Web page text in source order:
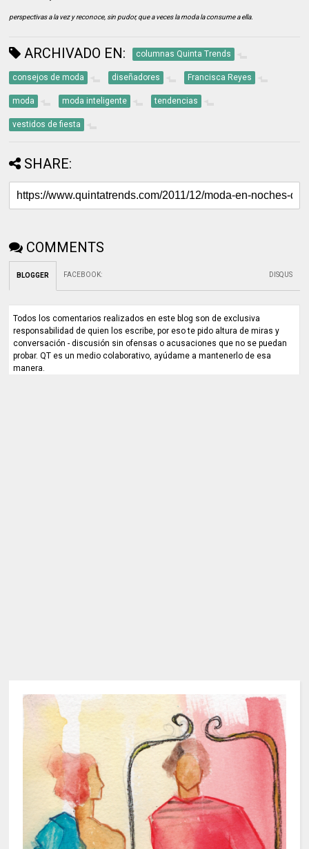
perspectivas a la vez y reconoce, sin pudor, que a veces la moda la consume a ella.
ARCHIVADO EN: columnas Quinta Trends
consejos de moda diseñadores Francisca Reyes
moda moda inteligente tendencias
vestidos de fiesta
SHARE:
COMMENTS
BLOGGER FACEBOOK: DISQUS
Todos los comentarios realizados en este blog son de exclusiva
responsabilidad de quien los escribe, por eso te pido altura de miras y
conversación - discusión sin ofensas o acusaciones que no se puedan
probar. QT es un medio colaborativo, ayúdame a mantenerlo de esa
manera.